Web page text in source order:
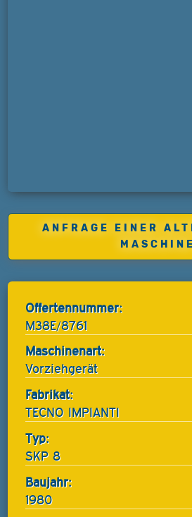
ANFRAGE EINER
MASCHINE
Offertennummer:
M38E/8761
Maschinenart:
Vorziehgerät
Fabrikat:
TECNO IMPIANTI
Typ:
SKP 8
Baujahr:
1980